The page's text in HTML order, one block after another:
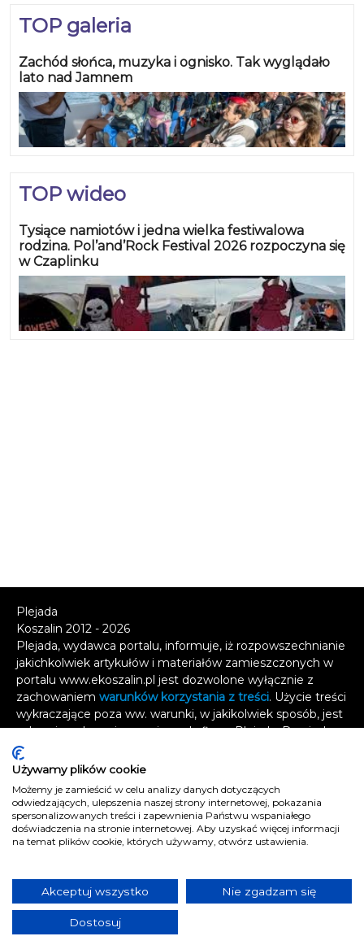
TOP galeria
Zachód słońca, muzyka i ognisko. Tak wyglądało
lato nad Jamnem
TOP wideo
Tysiące namiotów i jedna wielka festiwalowa
rodzina. Pol’and’Rock Festival 2026 rozpoczyna się
w Czaplinku
Plejada
Koszalin 2012 - 2026
Plejada, wydawca portalu, informuje, iż rozpowszechnianie
jakichkolwiek artykułów i materiałów zamieszczonych w
portalu www.ekoszalin.pl jest dozwolone wyłącznie z
zachowaniem warunków korzystania z treści. Użycie treści
wykraczające poza ww. warunki, w jakikolwiek sposób, jest
zabronione bez pisemnej zgody firmy Plejada. Dowiedz
się, w jaki sposób możesz uzyskać
wykorzystanie treści.
Naruszenie tych zasad jest łamaniem prawa i grozi
odpowiedzialnością karną.
Wszelkie prawa zastrzeżone.
Kontakt
Polityka prywatności
koszalin.pl
Używamy plików cookie
Możemy je zamieścić w celu analizy danych dotyczących
odwiedzających, ulepszenia naszej strony internetowej, pokazania
spersonalizowanych treści i zapewnienia Państwu wspaniałego
doświadczenia na stronie internetowej. Aby uzyskać więcej informacji
na temat plików cookie, których używamy, otwórz ustawienia.
Akceptuj wszystko Nie zgadzam się
Dostosuj